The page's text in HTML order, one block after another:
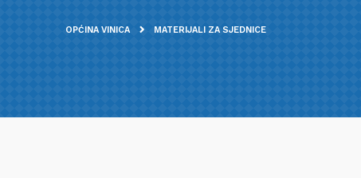
OPĆINA VINICA MATERIJALI ZA SJEDNICE